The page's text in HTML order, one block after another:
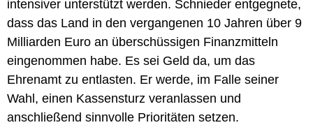
intensiver unterstützt werden. Schnieder entgegnete,
dass das Land in den vergangenen 10 Jahren über 9
Milliarden Euro an überschüssigen Finanzmitteln
eingenommen habe. Es sei Geld da, um das
Ehrenamt zu entlasten. Er werde, im Falle seiner
Wahl, einen Kassensturz veranlassen und
anschließend sinnvolle Prioritäten setzen.